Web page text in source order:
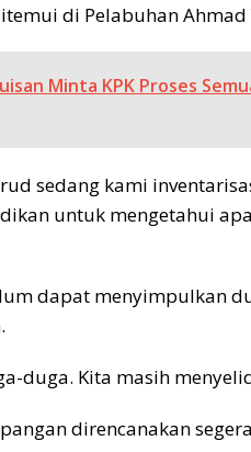
di Pelabuhan Ahmad
Minta KPK Proses
sedang kami
untuk mengetahui
dapat menyimpulkan
duga. Kita masih
direncanakan